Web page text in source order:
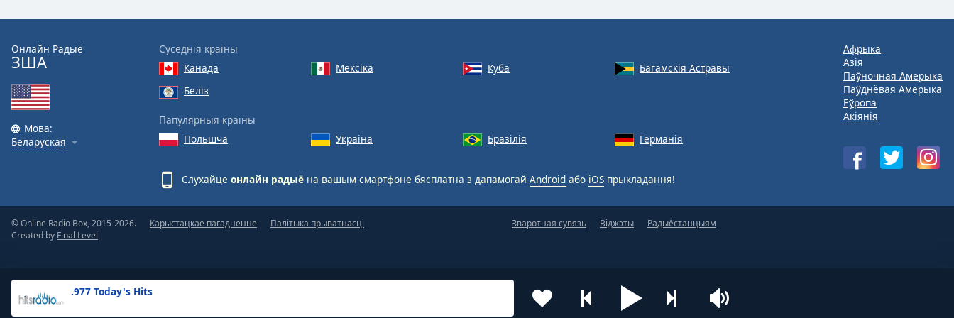
Text
Opacity
Background
.977 Today's Hits
Онлайн Радыё
ЗША
Мова:
Беларуская
Суседнія краіны
Канада
Мексіка Куба
Багамскія Астравы
Беліз
Папулярныя краіны
Польшча
Украіна Бразілія Германія
Слухайце онлайн радыё на вашым смартфоне бясплатна з дапамогай Android або iOS прыкладання!
Афрыка
Азія
Паўночная Амерыка
Паўднёвая Амерыка
Еўропа
Акіянія
© Online Radio Box, 2015-2026.
Created by Final Level
Карыстацкае пагадненне Палітыка прыватнасці Зваротная сувязь Віджэты Радыёстанцыям